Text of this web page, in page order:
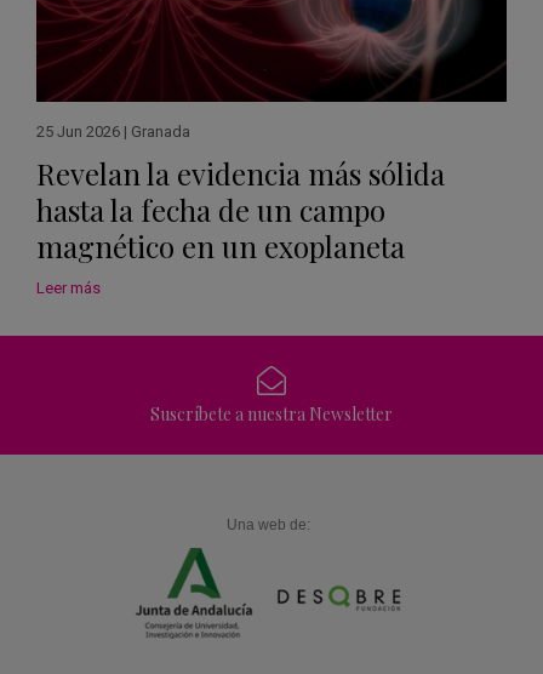
25 Jun 2026 | Granada
Revelan la evidencia más sólida
hasta la fecha de un campo
magnético en un exoplaneta
Leer más
Suscríbete a nuestra Newsletter
Una web de: